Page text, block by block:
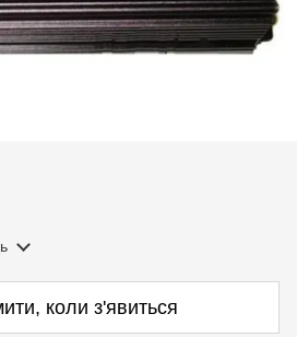
коли з'явиться